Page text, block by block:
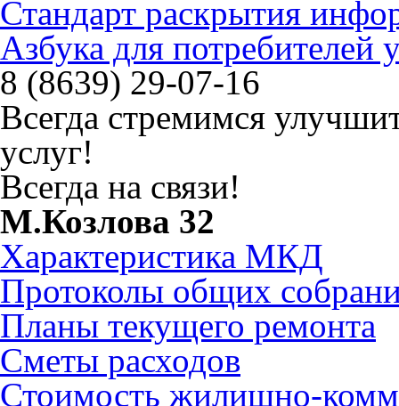
Стандарт раскрытия
Азбука для
8 (8639) 29-07-16
Всегда стремимся
услуг!
Всегда на связи!
М.Козлова 32
Характеристика МКД
Протоколы общих
Планы текущего ремонта
Сметы расходов
Стоимость жилищно-